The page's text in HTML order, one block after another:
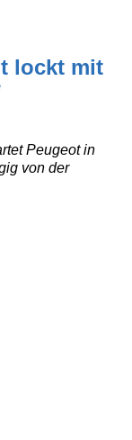
lockt mit
Peugeot in
von der